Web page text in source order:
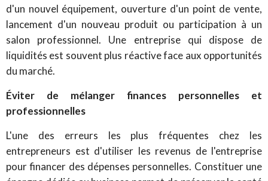
d'un nouvel équipement, ouverture d'un point de vente,
lancement d'un nouveau produit ou participation à un
salon professionnel. Une entreprise qui dispose de
liquidités est souvent plus réactive face aux opportunités
du marché.
Éviter de mélanger finances personnelles et
professionnelles
L'une des erreurs les plus fréquentes chez les
entrepreneurs est d'utiliser les revenus de l'entreprise
pour financer des dépenses personnelles. Constituer une